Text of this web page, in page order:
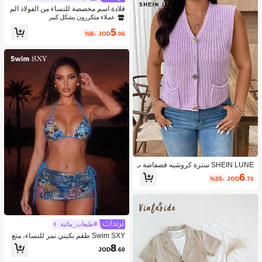
SHEIN LUNE سترة كروشيه فضفاضة ب
حجم كبير للنساء بلونها الأحادي مع جيبين
للاستخدام الصيفي
JOD6.70
%35-
قلادة اسم مخصصة للنساء من الفولاذ الم
قاوم للصدأ بتصميم سلسلة فيجارو مقاوم
نوية والتخرج وموضة الربيع
عملاء متكررون بشكل كبير
JOD5.06
%8-
#طبعات_مائية
Swim SXY طقم بكيني نمر للنساء، متع
دد القطع، للعطلات، كاجوال، حمام السبا
حة، الشاطئ، تشمس، بدلة سباحة جذابة
JOD8.60